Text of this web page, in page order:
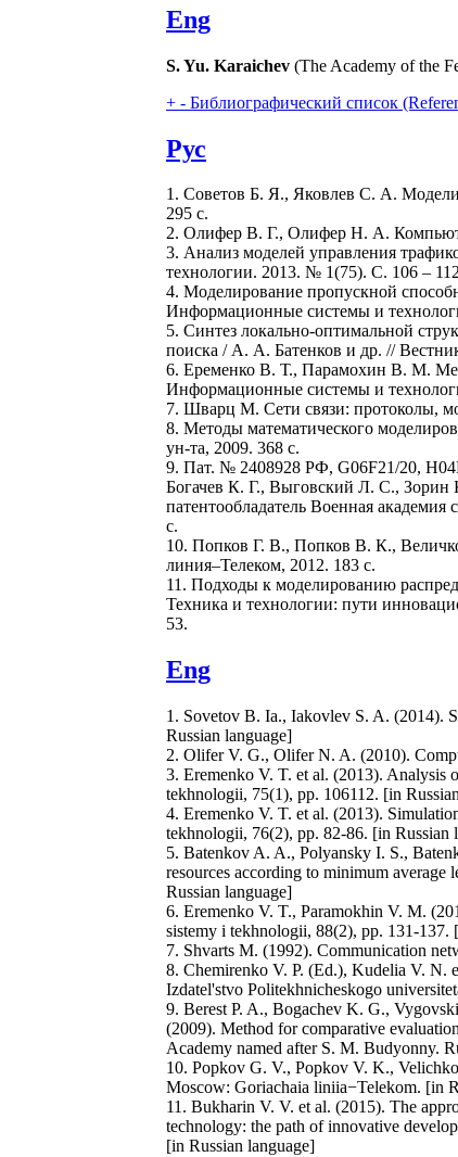
Eng
S. Yu. Karaichev (The Academy of the
+ - Библиографический список
Рус
1. Советов Б. Я., Яковлев С. А.
295 с.
2. Олифер В. Г., Олифер Н. А.
3. Анализ моделей управления
технологии. 2013. № 1(75). С. 106 –
4. Моделирование пропускной
Информационные системы и
5. Синтез локально-оптимальной
поиска / А. А. Батенков и др. //
6. Еременко В. Т., Парамохин В. М.
Информационные системы и
7. Шварц М. Сети связи: протоколы,
8. Методы математического
ун-та, 2009. 368 с.
9. Пат. № 2408928 РФ, G06F21/20,
Богачев К. Г., Выговский Л. С.,
патентообладатель Военная
с.
10. Попков Г. В., Попков В. К.,
линия–Телеком, 2012. 183 с.
11. Подходы к моделированию
Техника и технологии: пути
53.
Eng
1. Sovetov B. Ia., Iakovlev S. A. (2014).
Russian language]
2. Olifer V. G., Olifer N. A. (2010).
3. Eremenko V. T. et al. (2013). Analysis
tekhnologii, 75(1), pp. 106112. [in
4. Eremenko V. T. et al. (2013).
tekhnologii, 76(2), pp. 82-86. [in Russian
5. Batenkov A. A., Polyansky I. S.,
resources according to minimum
Russian language]
6. Eremenko V. T., Paramokhin V. M.
sistemy i tekhnologii, 88(2), pp. 131-137.
7. Shvarts M. (1992). Communication
8. Chemirenko V. P. (Ed.), Kudelia V. N.
Izdatel'stvo Politekhnicheskogo
9. Berest P. A., Bogachev K. G.,
(2009). Method for comparative
Academy named after S. M. Budyonny.
10. Popkov G. V., Popkov V. K.,
Moscow: Goriachaia liniia−Telekom. [in
11. Bukharin V. V. et al. (2015). The
technology: the path of innovative
[in Russian language]